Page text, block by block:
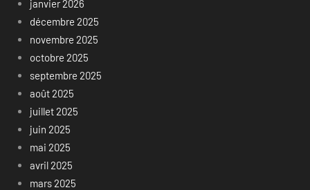
janvier 2026
décembre 2025
novembre 2025
octobre 2025
septembre 2025
août 2025
juillet 2025
juin 2025
mai 2025
avril 2025
mars 2025